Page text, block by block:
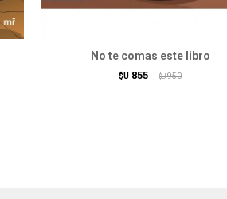
No te comas este libro
$U 855 $U 950